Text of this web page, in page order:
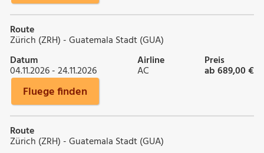
Route
Zürich (ZRH) - Guatemala Stadt (GUA)
Datum
04.11.2026 - 24.11.2026
Airline
AC
Preis
ab 689,00 €
Fluege finden
Route
Zürich (ZRH) - Guatemala Stadt (GUA)